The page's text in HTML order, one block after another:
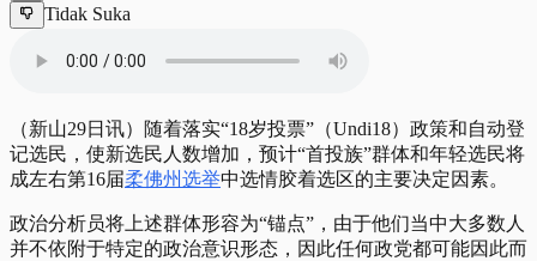
Tidak Suka
（新山29日讯）随着落实“18岁投票”（Undi18）政策和自动登
记选民，使新选民人数增加，预计“首投族”群体和年轻选民将
成左右第16届柔佛州选举中选情胶着选区的主要决定因素。
政治分析员将上述群体形容为“锚点”，由于他们当中大多数人
并不依附于特定的政治意识形态，因此任何政党都可能因此而